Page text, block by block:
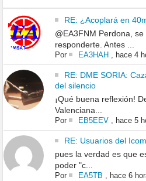
RE: ¿Acoplará en
@EA3FNM Perdona,
responderte. Antes ...
Por EA3HAH, hace 4
RE: DME SORIA:
del silencio
¡Qué buena reflexión!
Valenciana...
Por EB5EEV, hace 5
RE: Usuarios del
pues la verdad es que
poder "c...
Por EA5TB hace 6